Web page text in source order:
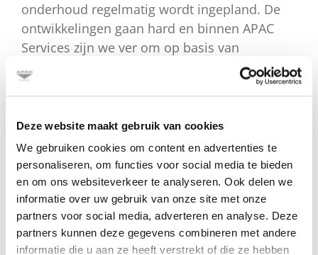
Deze website maakt gebruik van cookies
We gebruiken cookies om content en advertenties te
personaliseren, om functies voor social media te bieden
en om ons websiteverkeer te analyseren. Ook delen we
informatie over uw gebruik van onze site met onze
partners voor social media, adverteren en analyse. Deze
partners kunnen deze gegevens combineren met andere
informatie die u aan ze heeft verstrekt of die ze hebben
onderhoud regelmatig wordt ingepland. De
ontwikkelingen gaan hard en binnen APAC
Services zijn we ver om op basis van
condition-based maintenance het
onderhoud uit te voeren.
kleiner omdat door middel van sensoren
de onderhoudsbehoefte op afstand wordt
gemeten.
Binnen APAC Services zijn we overtuigd dat
dit de toekomst binnen servicewerk gaat
worden, wij zijn uw partner om u hierin te
ontzorgen.